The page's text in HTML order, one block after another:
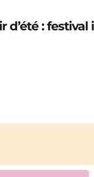
d’été :